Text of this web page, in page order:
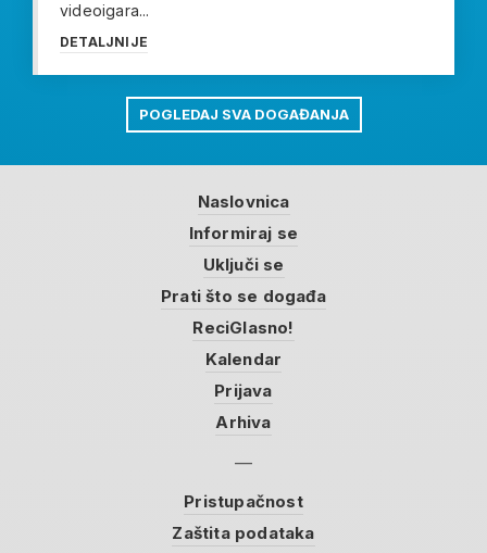
videoigara...
DETALJNIJE
POGLEDAJ SVA DOGAĐANJA
Naslovnica
Informiraj se
Uključi se
Prati što se događa
ReciGlasno!
Kalendar
Prijava
Arhiva
Pristupačnost
Zaštita podataka